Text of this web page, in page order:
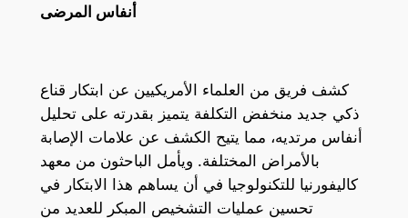
أنفاس المرضى
كشف فريق من العلماء الأمريكيين عن ابتكار قناع
ذكي جديد منخفض التكلفة يتميز بقدرته على تحليل
أنفاس مرتديه، مما يتيح الكشف عن علامات الإصابة
بالأمراض المختلفة. ويأمل الباحثون من معهد
كاليفورنيا للتكنولوجيا في أن يساهم هذا الابتكار في
تحسين عمليات التشخيص المبكر للعديد من